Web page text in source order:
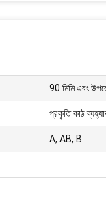
90 মিমি এবং
প্রকৃতি কাঠ
A, AB, B